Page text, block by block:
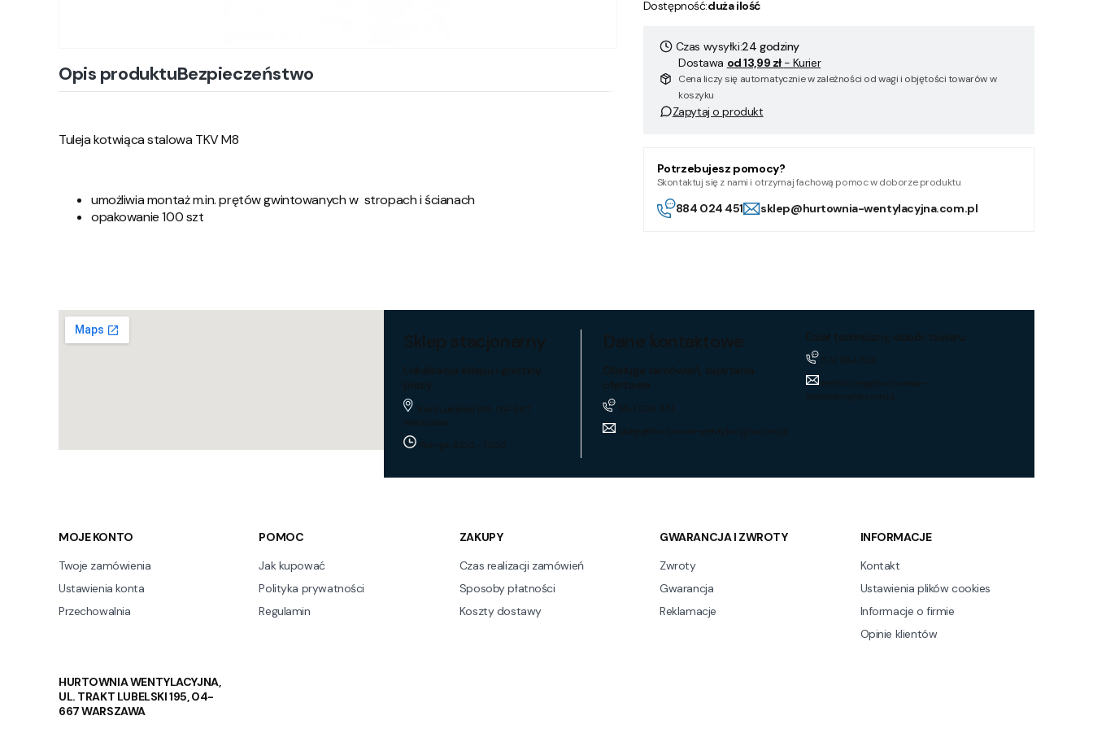
Opis produktuBezpieczeństwo
Tuleja kotwiąca stalowa TKV M8
umożliwia montaż m.in. prętów gwintowanych w stropach i ścianach
opakowanie 100 szt
Dostępność:duża ilość
Czas wysyłki:24 godziny
Dostawa od 13,99 zł - Kurier
Cena liczy się automatycznie w zależności od wagi i objętości towarów w
koszyku
Zapytaj o produkt
Potrzebujesz pomocy?
Skontaktuj się z nami i otrzymaj fachową pomoc w doborze produktu
884 024 451 sklep@hurtownia-wentylacyjna.com.pl
Sklep stacjonarny
Lokalizacja sklepu i godziny
pracy
Trakt Lubelski 195, 04-667
Warszawa
Pon-pt: 8:00 - 17:00
Dane kontaktowe
Obsługa zamówień, zapytania
ofertowe
884 024 451
sklep@hurtownia-wentylacyjna.com.pl
Dział techniczny, dobór towaru
574 694 534
techniczny@hurtownia-
wentylacyjna.com.pl
Linki w stopce
MOJE KONTO
Twoje zamówienia
Ustawienia konta
Przechowalnia
POMOC
Jak kupować
Polityka prywatności
Regulamin
ZAKUPY
Czas realizacji zamówień
Sposoby płatności
Koszty dostawy
GWARANCJA I ZWROTY
Zwroty
Gwarancja
Reklamacje
INFORMACJE
Kontakt
Ustawienia plików cookies
Informacje o firmie
Opinie klientów
HURTOWNIA WENTYLACYJNA,
UL. TRAKT LUBELSKI 195, 04-
667 WARSZAWA